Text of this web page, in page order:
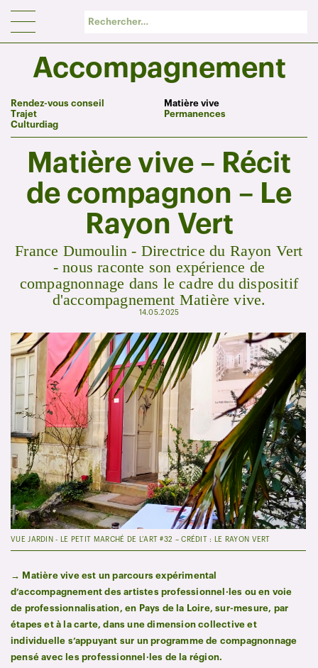
Accompagnement
Rendez-vous conseil
Trajet
Culturdiag
Matière vive
Permanences
Matière vive – Récit
de compagnon – Le
Rayon Vert
France Dumoulin - Directrice du Rayon Vert
- nous raconte son expérience de
compagnonnage dans le cadre du dispositif
d'accompagnement Matière vive.
14.05.2025
VUE JARDIN - LE PETIT MARCHÉ DE L’ART #32 – CRÉDIT : LE RAYON VERT
→ Matière vive est un parcours expérimental
d’accompagnement des artistes professionnel·les ou en voie
de professionnalisation, en Pays de la Loire, sur-mesure, par
étapes et à la carte, dans une dimension collective et
individuelle s’appuyant sur un programme de compagnonnage
pensé avec les professionnel·les de la région.